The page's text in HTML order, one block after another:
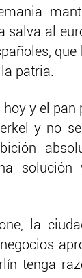
salva al
patria.
y el pan
y no
solución
la
tenga